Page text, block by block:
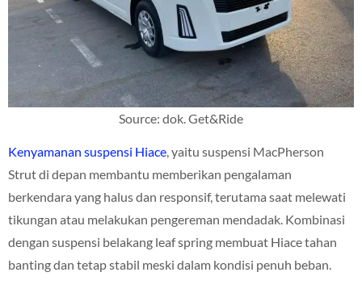
Source: dok. Get&Ride
Kenyamanan suspensi Hiace, yaitu suspensi MacPherson
Strut di depan membantu memberikan pengalaman
berkendara yang halus dan responsif, terutama saat melewati
tikungan atau melakukan pengereman mendadak. Kombinasi
dengan suspensi belakang leaf spring membuat Hiace tahan
banting dan tetap stabil meski dalam kondisi penuh beban.